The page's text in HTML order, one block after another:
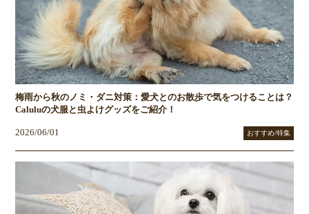
梅雨から秋のノミ・ダニ対策：愛犬とのお散歩で気をつけることは？
Caluluの犬服と虫よけグッズをご紹介！
2026/06/01 おすすめ/特集